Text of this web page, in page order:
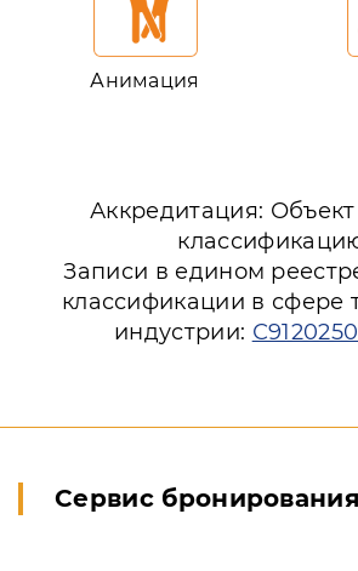
Анимация
Аккредитация:
Записи в едином
классификации в сфере
индустрии:
Сервис бронирования